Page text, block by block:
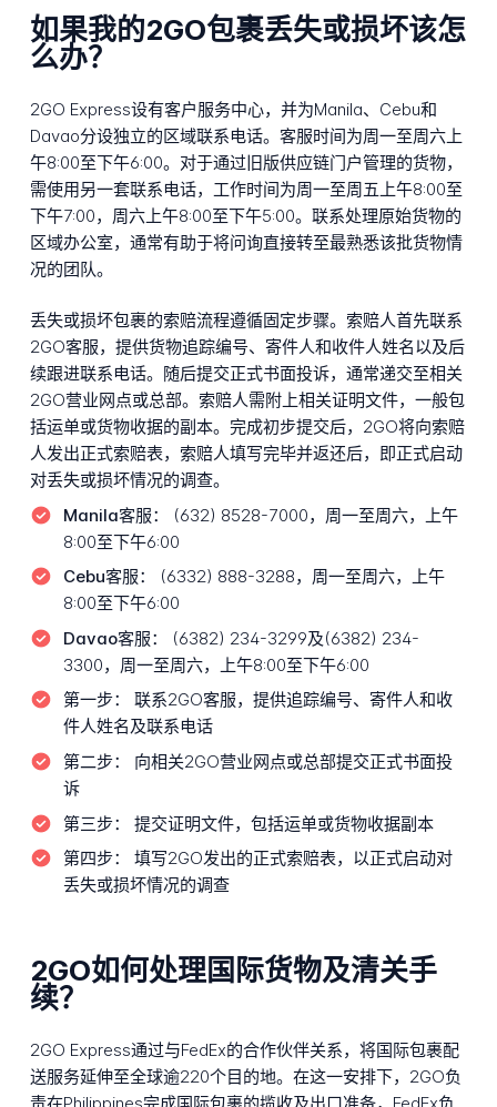
如果我的2GO包裹丢失或损坏该怎
么办？
2GO Express设有客户服务中心，并为Manila、Cebu和
Davao分设独立的区域联系电话。客服时间为周一至周六上
午8:00至下午6:00。对于通过旧版供应链门户管理的货物，
需使用另一套联系电话，工作时间为周一至周五上午8:00至
下午7:00，周六上午8:00至下午5:00。联系处理原始货物的
区域办公室，通常有助于将问询直接转至最熟悉该批货物情
况的团队。
丢失或损坏包裹的索赔流程遵循固定步骤。索赔人首先联系
2GO客服，提供货物追踪编号、寄件人和收件人姓名以及后
续跟进联系电话。随后提交正式书面投诉，通常递交至相关
2GO营业网点或总部。索赔人需附上相关证明文件，一般包
括运单或货物收据的副本。完成初步提交后，2GO将向索赔
人发出正式索赔表，索赔人填写完毕并返还后，即正式启动
对丢失或损坏情况的调查。
Manila客服：
(632) 8528-7000，周一至周六，上午
8:00至下午6:00
Cebu客服：
(6332) 888-3288，周一至周六，上午
8:00至下午6:00
Davao客服：
(6382) 234-3299及(6382) 234-
3300，周一至周六，上午8:00至下午6:00
第一步：
联系2GO客服，提供追踪编号、寄件人和收
件人姓名及联系电话
第二步：
向相关2GO营业网点或总部提交正式书面投
诉
第三步：
提交证明文件，包括运单或货物收据副本
第四步：
填写2GO发出的正式索赔表，以正式启动对
丢失或损坏情况的调查
2GO如何处理国际货物及清关手
续？
2GO Express通过与FedEx的合作伙伴关系，将国际包裹配
送服务延伸至全球逾220个目的地。在这一安排下，2GO负